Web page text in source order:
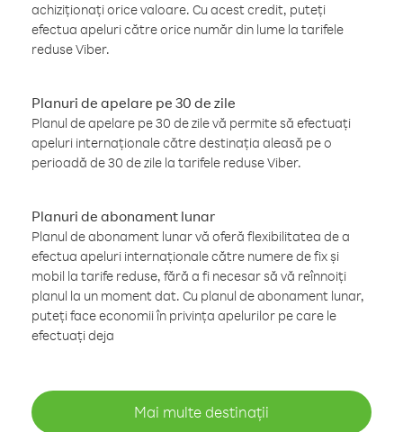
achiziționați orice valoare. Cu acest credit, puteți
efectua apeluri către orice număr din lume la tarifele
reduse Viber.
Planuri de apelare pe 30 de zile
Planul de apelare pe 30 de zile vă permite să efectuați
apeluri internaționale către destinația aleasă pe o
perioadă de 30 de zile la tarifele reduse Viber.
Planuri de abonament lunar
Planul de abonament lunar vă oferă flexibilitatea de a
efectua apeluri internaționale către numere de fix și
mobil la tarife reduse, fără a fi necesar să vă reînnoiți
planul la un moment dat. Cu planul de abonament lunar,
puteți face economii în privința apelurilor pe care le
efectuați deja
Mai multe destinații